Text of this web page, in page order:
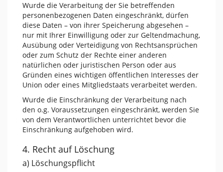
Wurde die Verarbeitung der Sie betreffenden
personenbezogenen Daten eingeschränkt, dürfen
diese Daten – von ihrer Speicherung abgesehen –
nur mit Ihrer Einwilligung oder zur Geltendmachung,
Ausübung oder Verteidigung von Rechtsansprüchen
oder zum Schutz der Rechte einer anderen
natürlichen oder juristischen Person oder aus
Gründen eines wichtigen öffentlichen Interesses der
Union oder eines Mitgliedstaats verarbeitet werden.
Wurde die Einschränkung der Verarbeitung nach
den o.g. Voraussetzungen eingeschränkt, werden Sie
von dem Verantwortlichen unterrichtet bevor die
Einschränkung aufgehoben wird.
4. Recht auf Löschung
a) Löschungspflicht